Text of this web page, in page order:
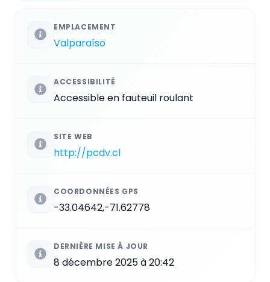
EMPLACEMENT
Valparaíso
ACCESSIBILITÉ
Accessible en fauteuil roulant
SITE WEB
http://pcdv.cl
COORDONNÉES GPS
-33.04642,-71.62778
DERNIÈRE MISE À JOUR
8 décembre 2025 à 20:42